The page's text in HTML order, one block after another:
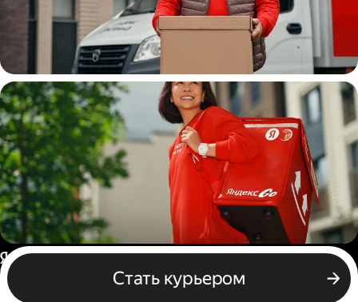
Водитель
грузовой машины
Пеший курьер
Стать курьером
Россия